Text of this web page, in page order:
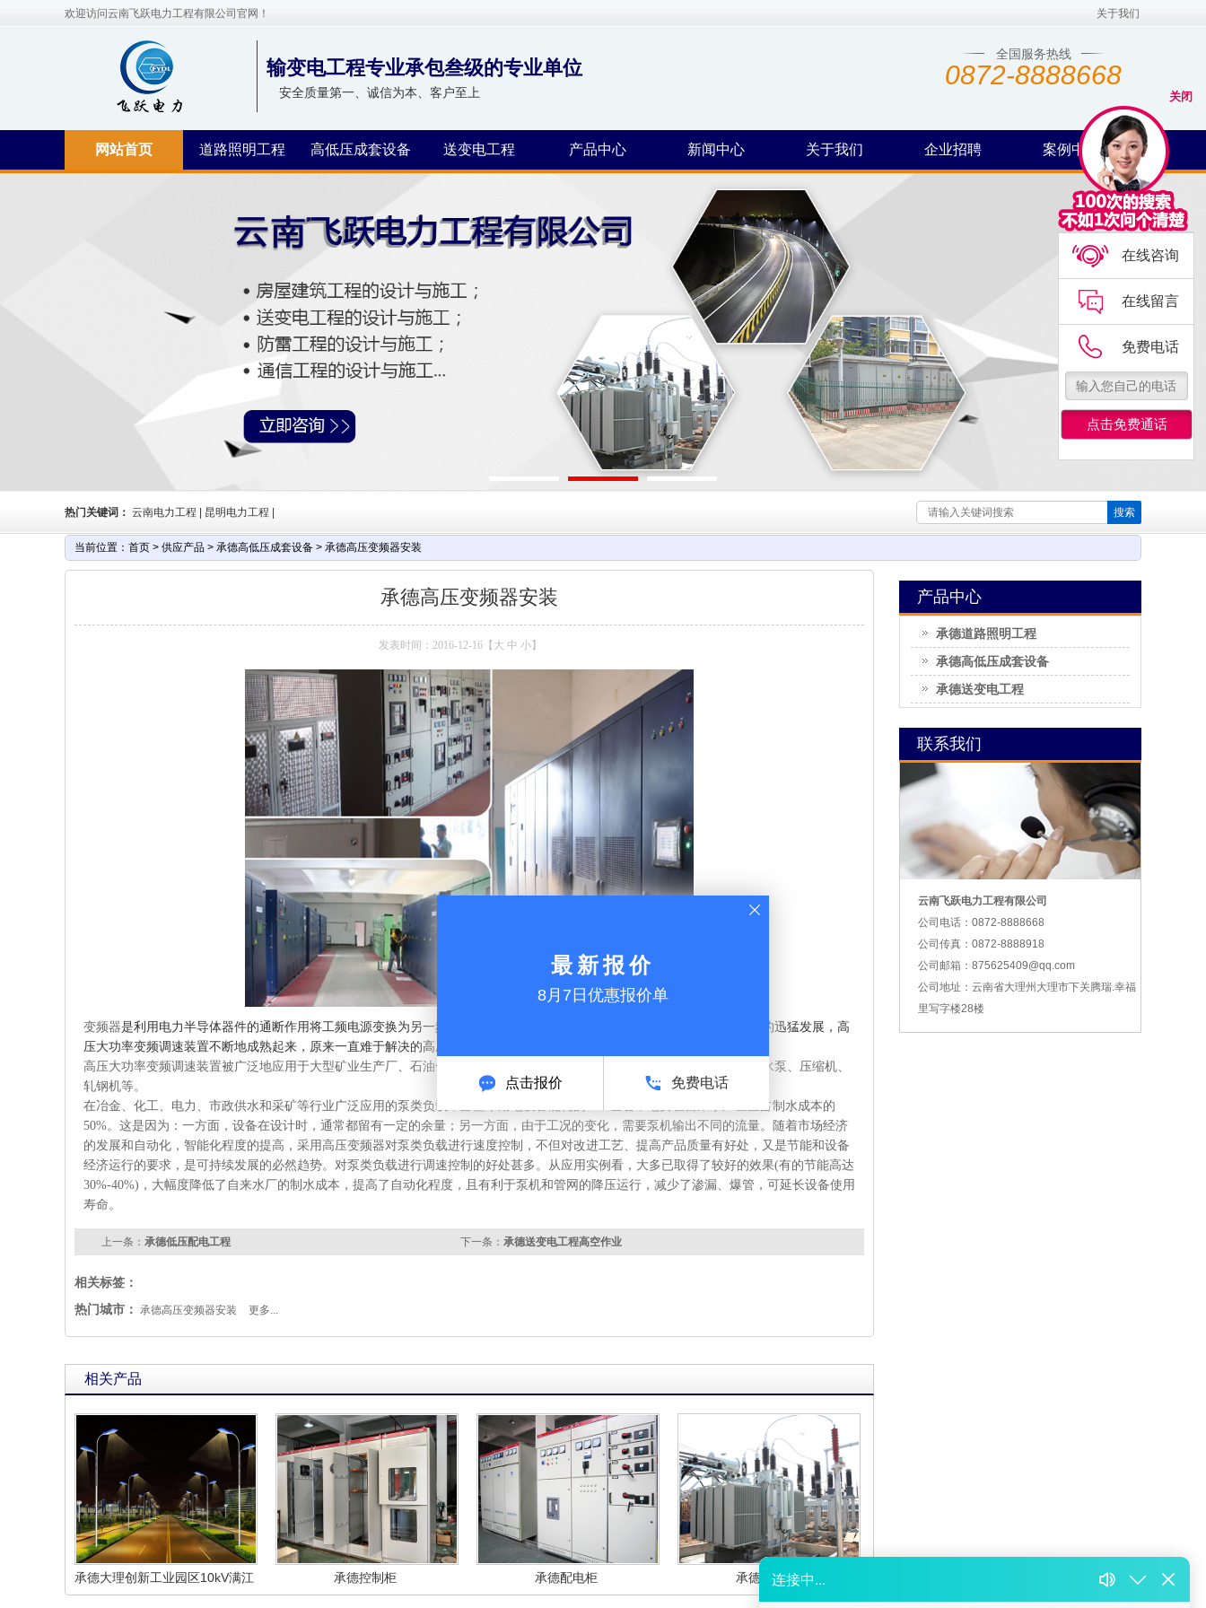
欢迎访问云南飞跃电力工程有限公司官网！ 关于我们
输变电工程专业承包叁级的专业单位
安全质量第一、诚信为本、客户至上
全国服务热线
0872-8888668
网站首页 道路照明工程 高低压成套设备 送变电工程 产品中心 新闻中心 关于我们 企业招聘 案例中心
热门关键词： 云南电力工程 | 昆明电力工程 |
当前位置： 首页 > 供应产品 > 承德高低压成套设备 > 承德高压变频器安装
产品中心
承德道路照明工程
承德高低压成套设备
承德送变电工程
联系我们
云南飞跃电力工程有限公司
公司电话：0872-8888668
公司传真：0872-8888918
公司邮箱：875625409@qq.com
公司地址：云南省大理州大理市下关腾瑞.幸福
里写字楼28楼
承德高压变频器安装
发表时间：2016-12-16【 大 中 小】
变频器是利用电力半导体器件的通断作用将工频电源变换为另一频率的电能控制装置。随着现代电力电子技术和
技术的迅猛发展，高
压大功率变频调速装置不断地成熟起来，原来一直难于解决的高压问题，近年来通过器件串联或单元串联得到了很好的解决。
高压大功率变频调速装置被广泛地应用于大型矿业生产厂、石油化工、市政供水、冶金钢铁、电力能源等行业的各种
水泵 、 压缩机、
轧钢机等。
在冶金、化工、电力、市政供水和采矿等行业广泛应用的泵类负载，占整个用电设备能耗的40%左右，电费在自来水厂甚至占制水成本的
50%。这是因为：一方面，设备在设计时，通常都留有一定的余量；另一方面，由于工况的变化，需要泵机输出不同的流量。随着市场经济
的发展和自动化，智能化程度的提高，采用高压变频器对泵类负载进行速度控制，不但对改进工艺、提高产品质量有好处，又是节能和设备
经济运行的要求，是可持续发展的必然趋势。对泵类负载进行调速控制的好处甚多。从应用实例看，大多已取得了较好的效果(有的节能高达
30%-40%)，大幅度降低了自来水厂的制水成本，提高了自动化程度，且有利于泵机和管网的降压运行，减少了渗漏、爆管，可延长设备使用
寿命。
上一条： 承德低压配电工程 下一条： 承德送变电工程高空作业
相关标签：
热门城市： 承德高压变频器安装 更多...
相关产品
承德大理创新工业园区10kV满江
线路灯电源改造工程
承德控制柜 承德配电柜 承德变压器
关闭
在线咨询
在线留言
免费电话
点击免费通话
最新报价
8月7日优惠报价单
点击报价 免费电话